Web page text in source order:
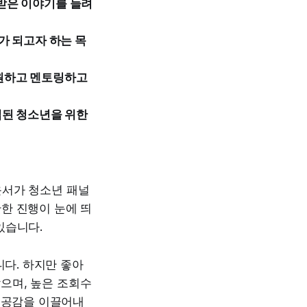
은 이야기를 들려
되고자 하는 목
하고 멘토링하고
청소년을 위한
가 청소년 패널
진행이 눈에 띄
습니다.
다. 하지만 좋아
며, 높은 조회수
감을 이끌어내